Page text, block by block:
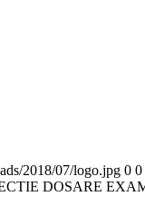
2018/07/logo.jpg 0 0
DOSARE